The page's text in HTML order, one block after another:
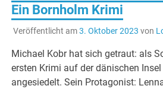
Ein Bornholm Krimi
Veröffentlicht am3. Oktober 2023 von
Michael Kobr hat sich getraut: als
ersten Krimi auf der dänischen
angesiedelt. Sein Protagonist: